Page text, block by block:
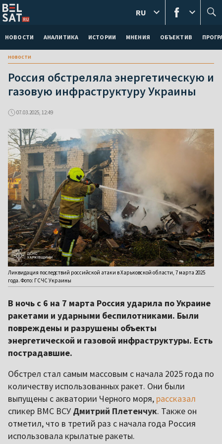
НОВОСТИ АНАЛИТИКА ИСТОРИИ МНЕНИЯ ОБЪЕКТИВ
RU
новости
Россия обстреляла энергетическую и
газовую инфраструктуру Украины
07.03.2025, 12:49
Ликвидация последствий российской атаки в Харьковской области, 7 марта 2025
года. Фото: ГСЧС Украины
В ночь с 6 на 7 марта Россия ударила по Украине
ракетами и ударными беспилотниками. Были
повреждены и разрушены объекты
энергетической и газовой инфраструктуры. Есть
пострадавшие.
Обстрел стал самым массовым с начала 2025 года по
количеству использованных ракет. Они были
выпущены с акватории Черного моря, рассказал
спикер ВМС ВСУ Дмитрий Плетенчук. Также он
отметил, что в третий раз с начала года Россия
использовала крылатые ракеты.